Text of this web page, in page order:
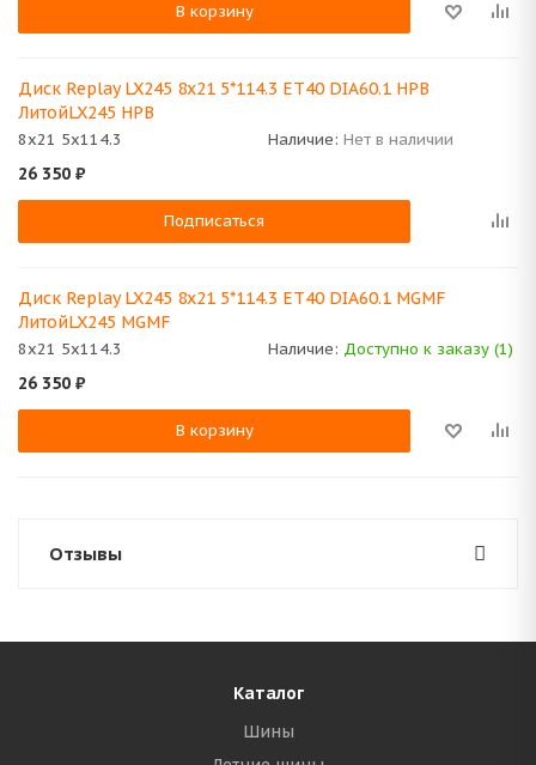
В корзину
Диск Replay LX245 8x21 5*114.3 ET40 DIA60.1 HPB
ЛитойLX245 HPB
8x21 5x114.3 Наличие: Нет в наличии
26 350 ₽
Подписаться
Диск Replay LX245 8x21 5*114.3 ET40 DIA60.1 MGMF
ЛитойLX245 MGMF
8x21 5x114.3 Наличие: Доступно к заказу (1)
26 350 ₽
В корзину
Отзывы
Каталог
Шины